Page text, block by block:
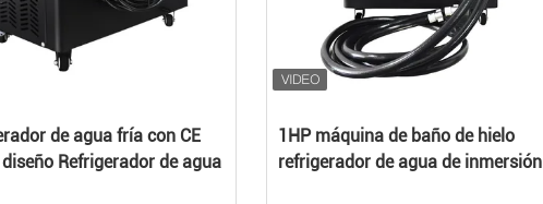
de agua fría con CE
Refrigerador de agua
1HP máquina de baño de hielo
refrigerador de agua de inmersión